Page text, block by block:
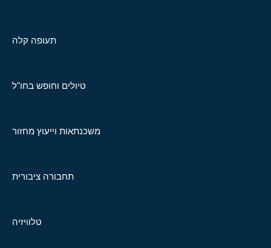
תעופה קלה
טיולים וחופש בחו"ל
משכנתאות וייעוץ מחזור
תחבורה ציבורית
טלוויזיה